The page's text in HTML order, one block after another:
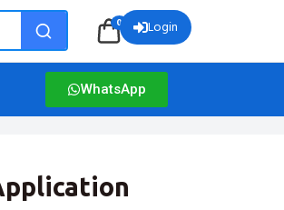
0 Login
WhatsApp